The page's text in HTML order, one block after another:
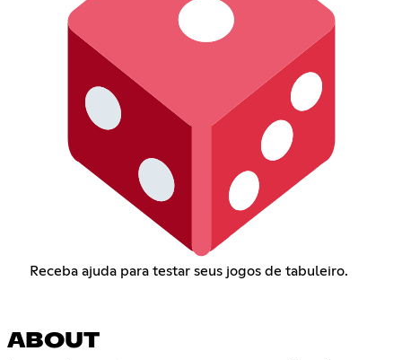
Receba ajuda para testar seus jogos de tabuleiro.
ABOUT